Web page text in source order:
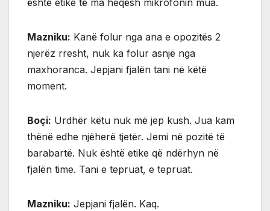
është etike të ma heqësh mikrofonin mua.
Mazniku: Kanë folur nga ana e opozitës 2
njerëz rresht, nuk ka folur asnjë nga
maxhoranca. Jepjani fjalën tani në këtë
moment.
Boçi: Urdhër këtu nuk më jep kush. Jua kam
thënë edhe njëherë tjetër. Jemi në pozitë të
barabartë. Nuk është etike që ndërhyn në
fjalën time. Tani e tepruat, e tepruat.
Mazniku: Jepjani fjalën. Kaq.